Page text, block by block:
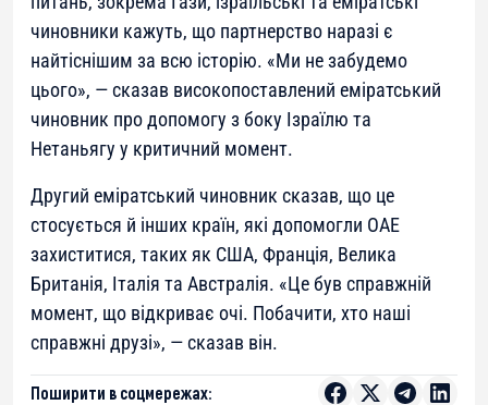
чиновники кажуть, що партнерство наразі є
найтіснішим за всю історію. «Ми не забудемо
цього», — сказав високопоставлений еміратський
чиновник про допомогу з боку Ізраїлю та
Нетаньягу у критичний момент.
Другий еміратський чиновник сказав, що це
стосується й інших країн, які допомогли ОАЕ
захиститися, таких як США, Франція, Велика
Британія, Італія та Австралія. «Це був справжній
момент, що відкриває очі. Побачити, хто наші
справжні друзі», — сказав він.
Поширити в соцмережах: